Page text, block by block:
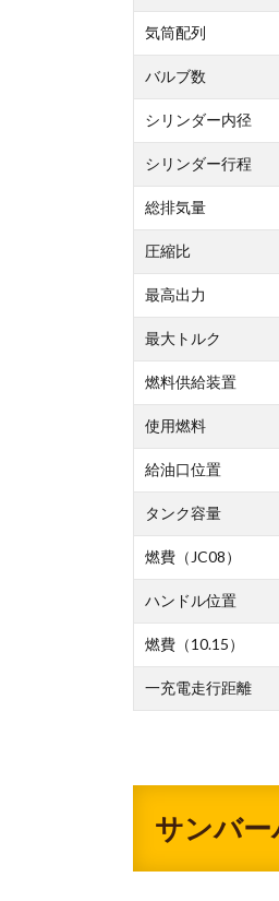
気筒配列
バルブ数
シリンダー内径
シリンダー行程
総排気量
圧縮比
最高出力
最大トルク
燃料供給装置
使用燃料
給油口位置
タンク容量
燃費（JC08）
ハンドル位置
燃費（10.15）
一充電走行距離
サンバ